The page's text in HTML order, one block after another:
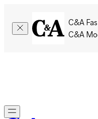
C&A
C&A